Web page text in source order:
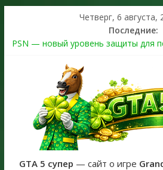
Четверг, 6 августа,
Последние:
PSN — новый уровень защиты для
The Kortz Center Heist выйдет в GTA
Регистрация в Rockstar Games
как зарегистрировать аккаунт и
Получайте особые награды в GTA
Fine Art Collector
GTA 6 официальная обложка игры и
Auto VI
GTA 5 супер — сайт о игре